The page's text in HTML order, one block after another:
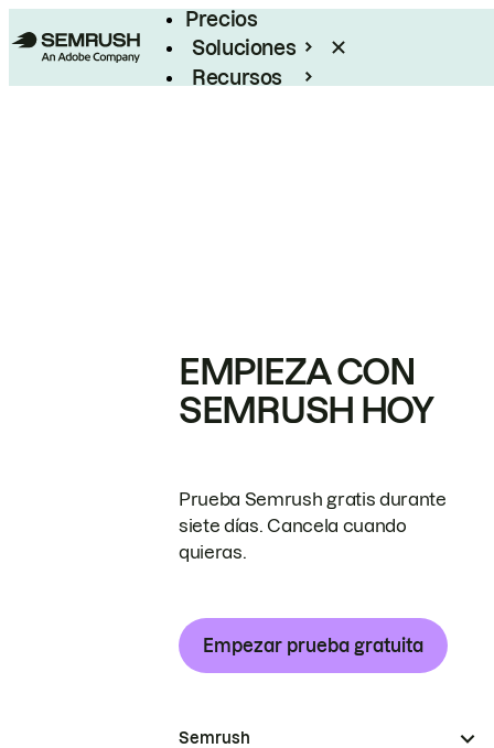
Precios
Soluciones
Recursos
EMPIEZA CON
SEMRUSH HOY
Prueba Semrush gratis durante
siete días. Cancela cuando
quieras.
Empezar prueba gratuita
Semrush